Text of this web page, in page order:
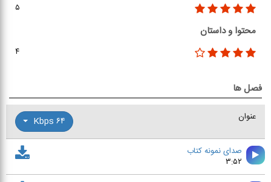
۵
محتوا و داستان
۴
فصل ها
عنوان ۶۴ Kbps
صدای نمونه کتاب
۳:۵۲